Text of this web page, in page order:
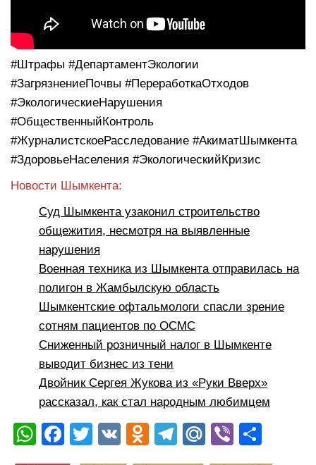
#Штрафы #ДепартаментЭкологии
#ЗагрязнениеПочвы #ПереработкаОтходов
#ЭкологическиеНарушения
#ОбщественныйКонтроль
#ЖурналистскоеРасследование #АкиматШымкента
#ЗдоровьеНаселения #ЭкологическийКризис
Новости Шымкента:
Суд Шымкента узаконил строительство
общежития, несмотря на выявленные
нарушения
Военная техника из Шымкента отправилась на
полигон в Жамбылскую область
Шымкентские офтальмологи спасли зрение
сотням пациентов по ОСМС
Сниженный розничный налог в Шымкенте
выводит бизнес из тени
Двойник Сергея Жукова из «Руки Вверх»
рассказал, как стал народным любимцем
W
F
T
V
O
T
M
Vi